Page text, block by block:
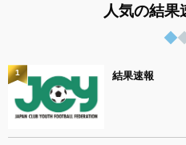
人気の結果
結果速報
1